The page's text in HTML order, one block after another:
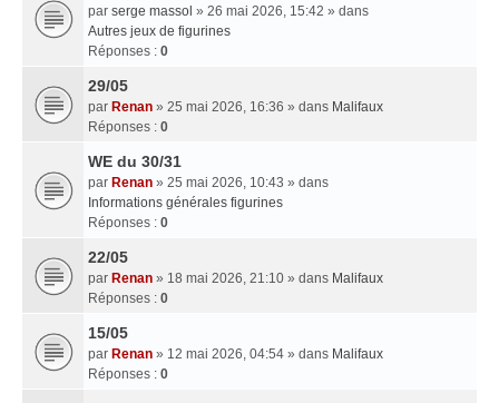
par serge massol » 26 mai 2026, 15:42 » dans
Autres jeux de figurines
Réponses : 0
29/05
par Renan » 25 mai 2026, 16:36 » dans Malifaux
Réponses : 0
WE du 30/31
par Renan » 25 mai 2026, 10:43 » dans
Informations générales figurines
Réponses : 0
22/05
par Renan » 18 mai 2026, 21:10 » dans Malifaux
Réponses : 0
15/05
par Renan » 12 mai 2026, 04:54 » dans Malifaux
Réponses : 0